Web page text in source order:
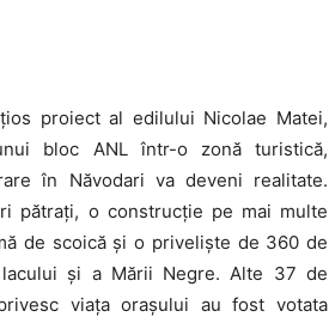
proiect al edilului Nicolae Matei,
bloc ANL într-o zonă turistică,
în Năvodari va deveni realitate.
pătrați, o construcție pe mai multe
de scoică și o priveliște de 360 de
și a Mării Negre. Alte 37 de
viața orașului au fost votata